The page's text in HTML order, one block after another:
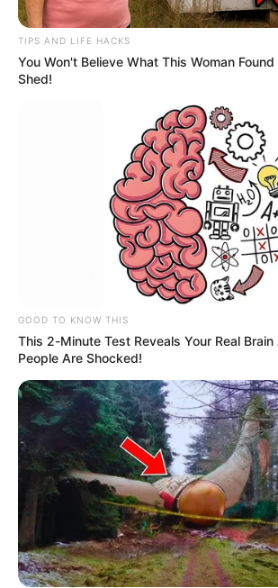
Judicializan a cuatro
homicidio de una formadora
en Barrancabermeja
MUJERES
Macabro
golpeada
Cárcel
y
joven en
TIPS AND LIFE HACKS
You Won't Believe What This Woman
Shed!
GOOD TO KNOW THIS
This 2-Minute Test Reveals Your Real
People Are Shocked!